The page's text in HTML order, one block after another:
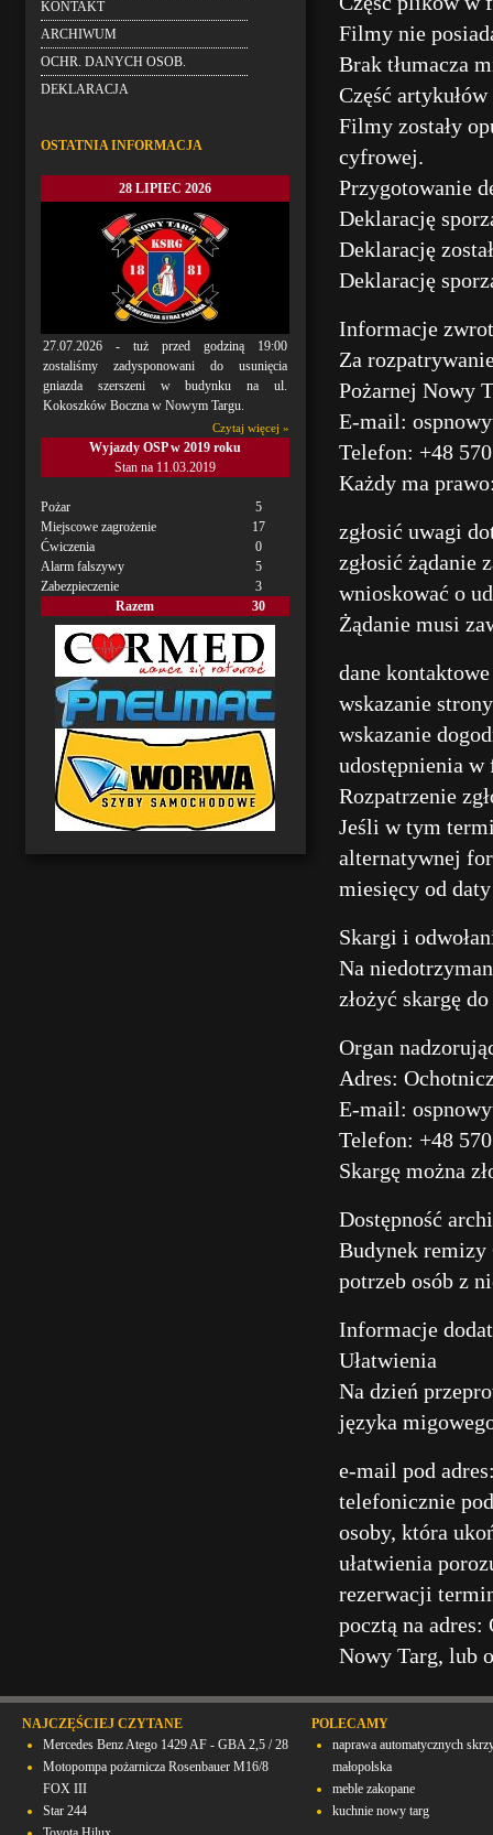
KONTAKT
ARCHIWUM
OCHR. DANYCH OSOB.
DEKLARACJA
OSTATNIA INFORMACJA
28 LIPIEC 2026
27.07.2026 - tuż przed godziną 19:00
zostaliśmy zadysponowani do usunięcia
gniazda szerszeni w budynku na ul.
Kokoszków Boczna w Nowym Targu.
Czytaj więcej »
Wyjazdy OSP w 2019 roku
Stan na 11.03.2019
Pożar
5
Miejscowe zagrożenie
17
Ćwiczenia
0
Alarm falszywy
5
Zabezpieczenie
3
Razem
30
Filmy nie
Brak tłumacza
Część
Filmy zostały
cyfrowej.
Przygotowanie
Deklarację
Deklarację
Deklarację
Informacje
Za
Pożarnej Nowy
E-mail:
Telefon: +48
Każdy ma
zgłosić uwagi
zgłosić żądanie
wnioskować o
Żądanie musi
dane
wskazanie
wskazanie
udostępnienia
Rozpatrzenie
Jeśli w tym
alternatywnej
miesięcy od daty
Skargi i
Na
złożyć skargę
Organ
Adres:
E-mail:
Telefon: +48
Skargę można
Dostępność
Budynek remizy
potrzeb osób z
Informacje
Ułatwienia
Na dzień
języka
e-mail pod
telefonicznie
osoby, która
ułatwienia
rezerwacji
pocztą na
Nowy Targ, lub
NAJCZĘŚCIEJ CZYTANE
Mercedes Benz Atego 1429 AF - GBA 2,5 / 28
Motopompa pożarnicza Rosenbauer M16/8
FOX III
Star 244
POLECAMY
naprawa automatycznych
małopolska
meble zakopane
kuchnie nowy targ